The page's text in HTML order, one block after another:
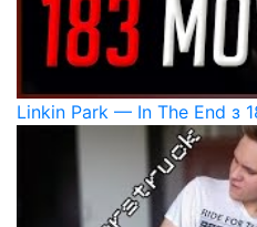
Linkin Park — In The End з